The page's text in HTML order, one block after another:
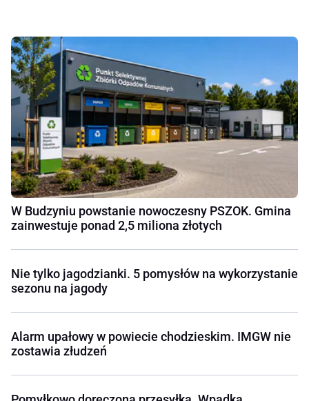
W Budzyniu powstanie nowoczesny PSZOK. Gmina
zainwestuje ponad 2,5 miliona złotych
Nie tylko jagodzianki. 5 pomysłów na wykorzystanie
sezonu na jagody
Alarm upałowy w powiecie chodzieskim. IMGW nie
zostawia złudzeń